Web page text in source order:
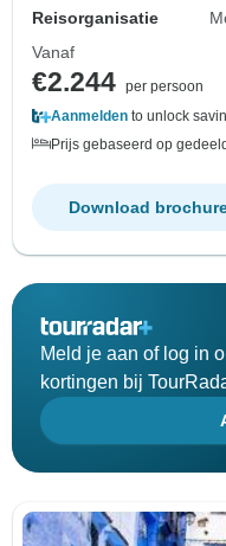
Reisorganisatie
Vanaf
€2.244 per persoon
Aanmelden to unlock
Prijs gebaseerd op
Download
Meld je aan of log in
kortingen bij